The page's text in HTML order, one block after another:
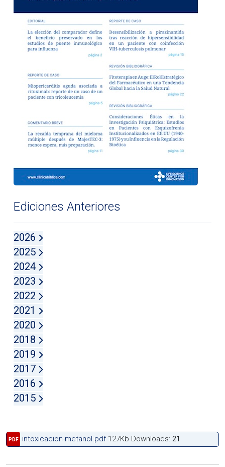
Ediciones Anteriores
2026
2025
2024
2023
2022
2021
2020
2018
2019
2017
2016
2015
PDF intoxicacion-metanol.pdf 127Kb Downloads:21